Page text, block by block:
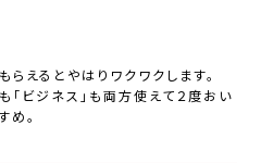
えるとやはりワクワクします。
「ビジネス」も両方使えて２度おい
め。